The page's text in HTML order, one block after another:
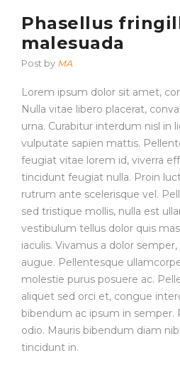
Phasellus
malesuada
Post by MA
Lorem ipsum dolor sit amet,
Nulla vitae libero placerat,
urna. Curabitur interdum nisl in
vulputate sapien mattis.
feugiat vitae lorem id, viverra
tincidunt feugiat nulla. Proin
rutrum ante scelerisque vel.
sed tristique mollis, nulla est
vestibulum tellus dolor quis
iaculis. Vivamus a dolor
augue. Pellentesque
molestie purus posuere ac.
aliquet sed orci et, congue
bibendum ac ipsum in semper.
odio. Mauris bibendum diam
tincidunt in.